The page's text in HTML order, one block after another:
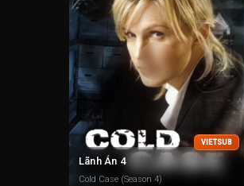
VIETSUB
Lãnh Án 4
Cold Case (Season 4)